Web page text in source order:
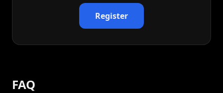
Register
FAQ